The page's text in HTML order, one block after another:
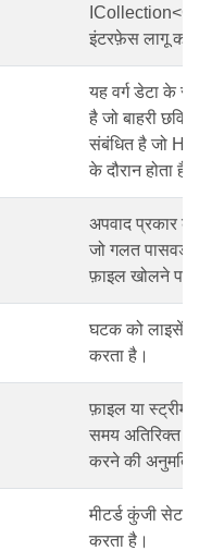
इंटरफ़ेस लागू
यह वर्ग डेटा के
है जो बाहरी
संबंधित है जो
के दौरान होता है।
अपवाद प्रकार
जो गलत पासवर्ड
फ़ाइल खोलने पर
घटक को लाइसेंस
करता है।
फ़ाइल या
समय अतिरिक्त
करने की अनुमति
मीटर्ड कुंजी सेट
करता है।